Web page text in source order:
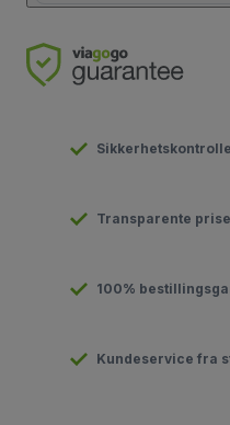
Transparente
100%
Kundeservice fra